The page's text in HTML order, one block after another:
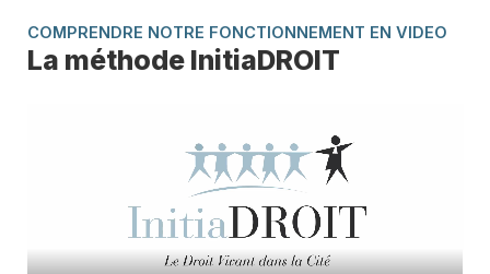
COMPRENDRE NOTRE FONCTIONNEMENT EN VIDEO
La méthode InitiaDROIT